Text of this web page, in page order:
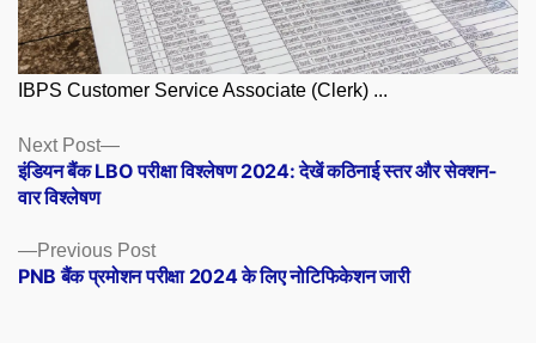
IBPS Customer Service Associate (Clerk) ...
Posts
navigation
Previous PostPrevious
post:
PNB बैंक प्रमोशन परीक्षा 2024 के लिए नोटिफिकेशन जारी
Next Post
Next
post:
इंडियन बैंक LBO परीक्षा विश्लेषण 2024: देखें कठिनाई स्तर और सेक्शन-
वार विश्लेषण